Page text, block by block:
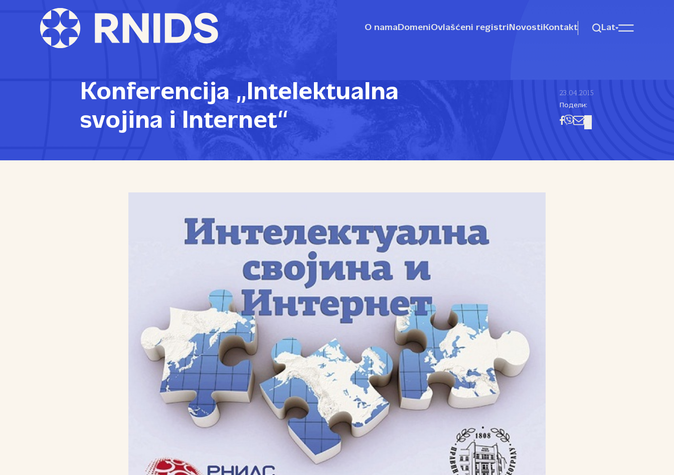
O nama DomeniOvlašćeni registri Novosti Kontakt Lat
Konferencija „Intelektualna
svojina i Internet“
23.04.2015
Подели: